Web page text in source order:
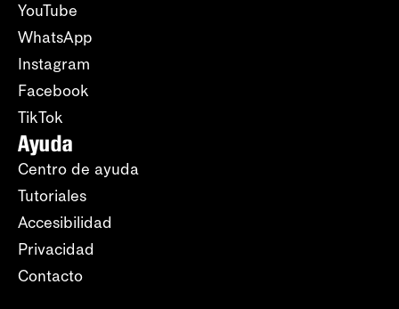
YouTube
WhatsApp
Instagram
Facebook
TikTok
Ayuda
Centro de ayuda
Tutoriales
Accesibilidad
Privacidad
Contacto